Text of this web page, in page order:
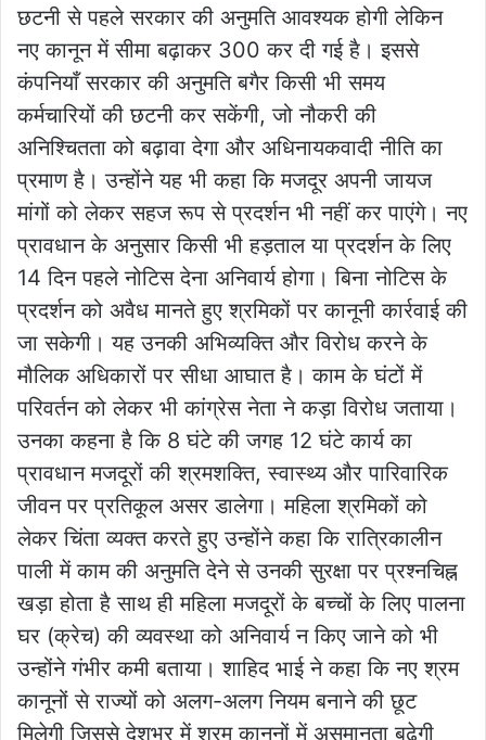
छटनी से पहले सरकार की अनुमति आवश्यक होगी लेकिन
नए कानून में सीमा बढ़ाकर 300 कर दी गई है। इससे
कंपनियाँ सरकार की अनुमति बगैर किसी भी समय
कर्मचारियों की छटनी कर सकेंगी, जो नौकरी की
अनिश्चितता को बढ़ावा देगा और अधिनायकवादी नीति का
प्रमाण है। उन्होंने यह भी कहा कि मजदूर अपनी जायज
मांगों को लेकर सहज रूप से प्रदर्शन भी नहीं कर पाएंगे। नए
प्रावधान के अनुसार किसी भी हड़ताल या प्रदर्शन के लिए
14 दिन पहले नोटिस देना अनिवार्य होगा। बिना नोटिस के
प्रदर्शन को अवैध मानते हुए श्रमिकों पर कानूनी कार्रवाई की
जा सकेगी। यह उनकी अभिव्यक्ति और विरोध करने के
मौलिक अधिकारों पर सीधा आघात है। काम के घंटों में
परिवर्तन को लेकर भी कांग्रेस नेता ने कड़ा विरोध जताया।
उनका कहना है कि 8 घंटे की जगह 12 घंटे कार्य का
प्रावधान मजदूरों की श्रमशक्ति, स्वास्थ्य और पारिवारिक
जीवन पर प्रतिकूल असर डालेगा। महिला श्रमिकों को
लेकर चिंता व्यक्त करते हुए उन्होंने कहा कि रात्रिकालीन
पाली में काम की अनुमति देने से उनकी सुरक्षा पर प्रश्नचिह्न
खड़ा होता है साथ ही महिला मजदूरों के बच्चों के लिए पालना
घर (क्रेच) की व्यवस्था को अनिवार्य न किए जाने को भी
उन्होंने गंभीर कमी बताया। शाहिद भाई ने कहा कि नए श्रम
कानूनों से राज्यों को अलग-अलग नियम बनाने की छूट
मिलेगी जिससे देशभर में श्रम कानूनों में असमानता बढ़ेगी